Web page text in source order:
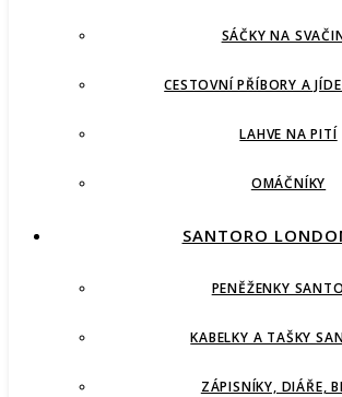
SÁČKY NA
CESTOVNÍ PŘÍBORY A
LAHVE NA PITÍ
OMÁČNÍKY
SANTORO
PENĚŽENKY
KABELKY A TAŠKY
ZÁPISNÍKY, DIÁŘE,